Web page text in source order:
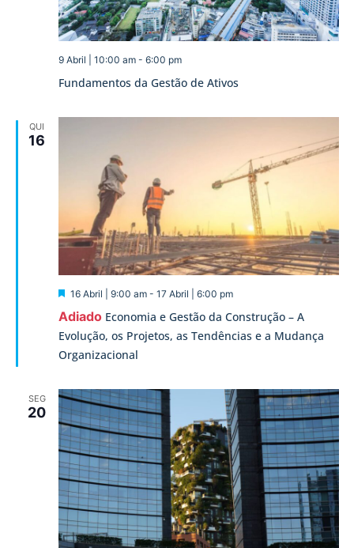
Fundamentos da Gestão de Ativos
9 Abril | 10:00 am- 6:00 pm
QUI
16
Adiado Economia e Gestão da Construção – A
Evolução, os Projetos, as Tendências e a Mudança
Organizacional
Destaque
16 Abril | 9:00 am- 17 Abril | 6:00 pm
SEG
20